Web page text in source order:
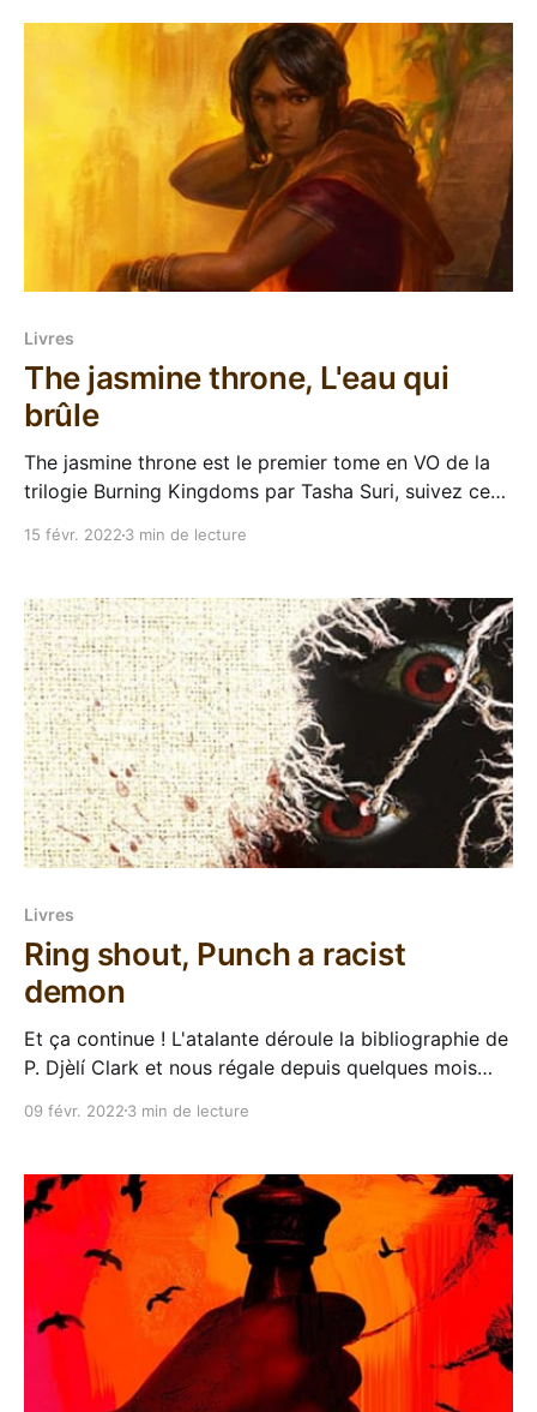
Livres
The jasmine throne, L'eau qui
brûle
The jasmine throne est le premier tome en VO de la
trilogie Burning Kingdoms par Tasha Suri, suivez ce
15 févr. 2022 3 min de lecture
Livres
Ring shout, Punch a racist
demon
Et ça continue ! L'atalante déroule la bibliographie de
P. Djèlí Clark et nous régale depuis quelques mois
du tramway hanté, c'est un quatrième texte qui nous
dames qui
09 févr. 2022 3 min de lecture